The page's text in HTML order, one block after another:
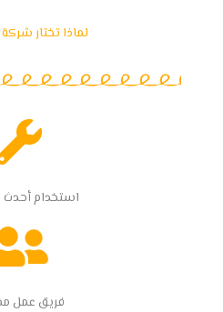
لماذا تختار شركة
استخدام أحدث
فريق عمل